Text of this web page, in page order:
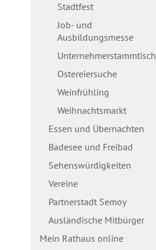
Stadtfest
Job- und
Ausbildungsmesse
Unternehmerstammtisch
Ostereiersuche
Weinfrühling
Weihnachtsmarkt
Essen und Übernachten
Badesee und Freibad
Sehenswürdigkeiten
Vereine
Partnerstadt Semoy
Ausländische Mitbürger
Mein Rathaus online